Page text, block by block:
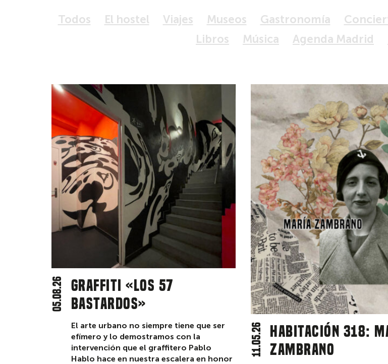
Todos El hostel Viajes Museos Gastronomía
Libros
Música Agenda Madrid
Graffiti «Los 57
bastardos»
05.08.26
El arte urbano no siempre tiene que ser
efímero y lo demostramos con la
intervención que el graffitero Pablo
Hablo hace en nuestra escalera en honor
Habitación 318:
Zambrano
11.05.26